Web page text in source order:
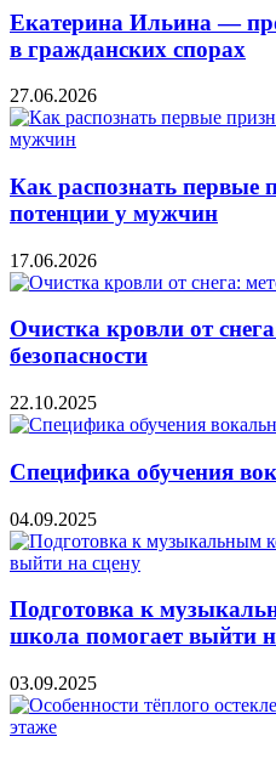
Екатерина Ильина —
в гражданских спорах
27.06.2026
Как распознать первые
потенции у мужчин
17.06.2026
Очистка кровли от
безопасности
22.10.2025
Специфика обучения
04.09.2025
Подготовка к
школа помогает выйти
03.09.2025